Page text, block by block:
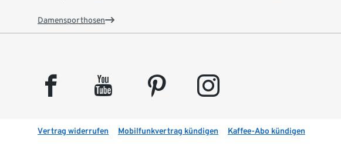
Damensporthosen
facebook youtube pinterest instagram
Vertrag widerrufen Mobilfunkvertrag kündigen Kaffee-Abo kündigen